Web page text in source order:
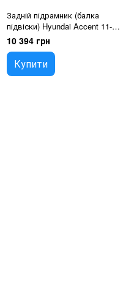
Задній підрамник (балка
підвіски) Hyundai Accent 11-
HAMULCE BĘBNOWE, 55100-
1R050
10 394 грн
Купити